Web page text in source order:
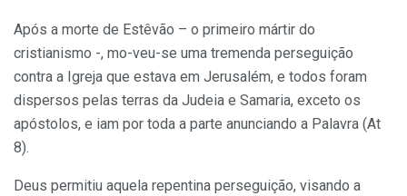
Após a morte de Estêvão – o primeiro mártir do
cristianismo -, mo-veu-se uma tremenda perseguição
contra a Igreja que estava em Jerusa­lém, e todos foram
dispersos pelas terras da Judeia e Samaria, exceto os
apóstolos, e iam por toda a parte anunciando a Palavra (At
8).
Deus permitiu aquela repentina perseguição, visando a